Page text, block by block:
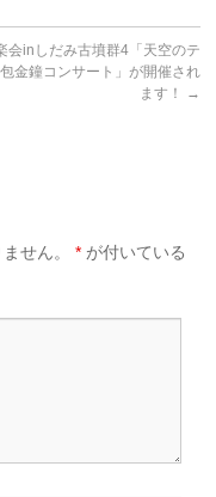
会inしだみ古墳群4「天空のテ
金鐘コンサート」が開催され
ます！
→
せん。 * が付いている